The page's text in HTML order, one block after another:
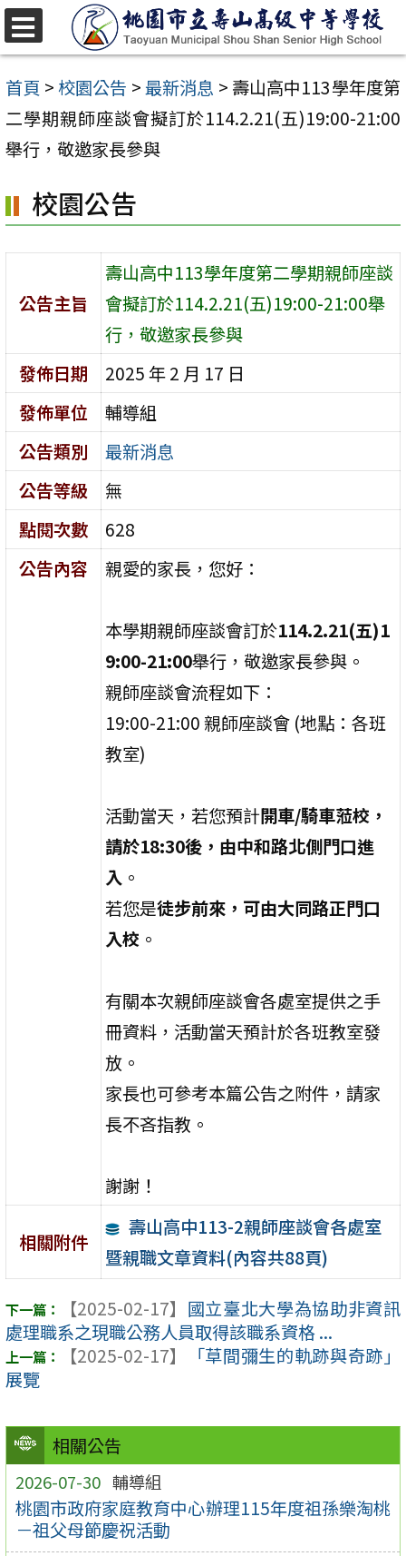
跳
至
主
要
內
區
首頁 >校園公告 >最新消息 > 壽山高中113學年度第
二學期親師座談會擬訂於114.2.21(五)19:00-21:00
舉行，敬邀家長參與
相關公告
2026-07-30 輔導組
桃園市政府家庭教育中心辦理115年度祖孫樂淘桃
－祖父母節慶祝活動
校園公告
公告主旨
壽山高中113學年度第二學期親師座談
會擬訂於114.2.21(五)19:00-21:00舉
行，敬邀家長參與
發佈日期
2025 年 2 月 17 日
發佈單位
輔導組
公告類別
最新消息
公告等級
無
點閱次數
628
公告內容
親愛的家長，您好：
本學期親師座談會訂於114.2.21(五)1
9:00-21:00舉行，敬邀家長參與。
親師座談會流程如下：
19:00-21:00 親師座談會 (地點：各班
教室)
活動當天，若您預計開車/騎車蒞校，
請於18:30後，由中和路北側門口進
入 。
若您是徒步前來，可由大同路正門口
入校 。
有關本次親師座談會各處室提供之手
冊資料，活動當天預計於各班教室發
放。
家長也可參考本篇公告之附件，請家
長不吝指教。
謝謝！
相關附件
壽山高中113-2親師座談會各處室
暨親職文章資料(內容共88頁)
【2025-02-17】 國立臺北大學為協助非資訊
處理職系之現職公務人員取得該職系資格 ...
【2025-02-17】
「草間彌生的軌跡與奇跡」
展覽
選
單